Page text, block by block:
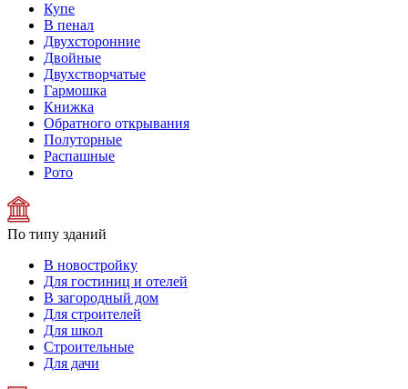
Купе
В пенал
Двухсторонние
Двойные
Двухстворчатые
Гармошка
Книжка
Обратного открывания
Полуторные
Распашные
Рото
По типу зданий
В новостройку
Для гостиниц и отелей
В загородный дом
Для строителей
Для школ
Строительные
Для дачи